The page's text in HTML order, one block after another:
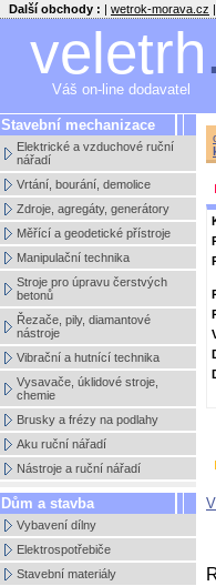
Další obchody : | wetrok-morava.cz |
veletrh
Váš on-line dodavatel
Stavební mechanizace
Elektrické a vzduchové ruční
nářadí
Vrtání, bourání, demolice
Zdroje, agregáty, generátory
Měřící a geodetické přístroje
Manipulační technika
Stroje pro úpravu čerstvých
betonů
Řezače, pily, diamantové
nástroje
Vibrační a hutnící technika
Vysavače, úklidové stroje,
chemie
Brusky a frézy na podlahy
Aku ruční nářadí
Nástroje a ruční nářadí
Dům a stavba
Vybavení dílny
Elektrospotřebiče
Stavební materiály